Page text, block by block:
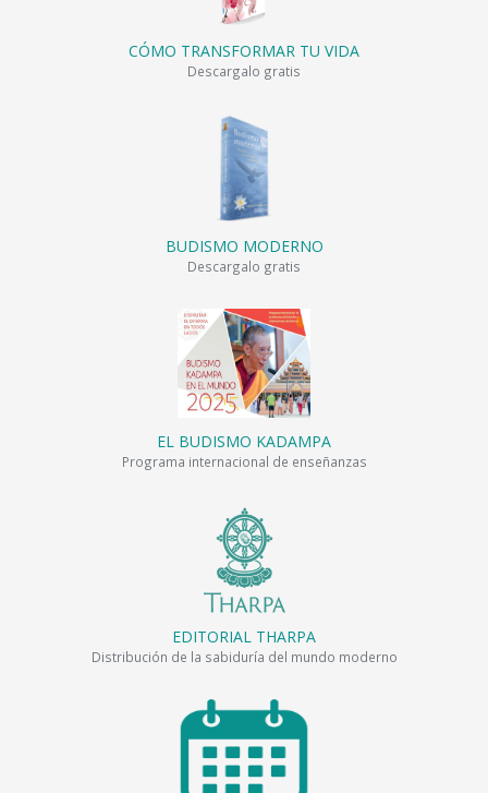
CÓMO TRANSFORMAR TU VIDA
Descargalo gratis
BUDISMO MODERNO
Descargalo gratis
EL BUDISMO KADAMPA
Programa internacional de enseñanzas
EDITORIAL THARPA
Distribución de la sabiduría del mundo moderno